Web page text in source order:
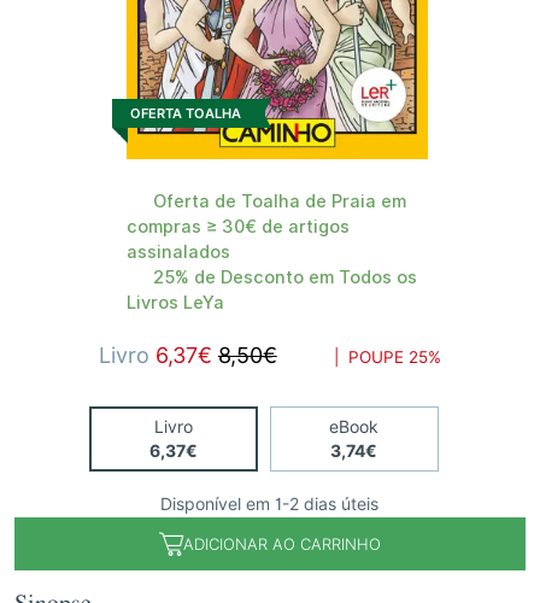
OFERTA TOALHA
Oferta de Toalha de Praia em
compras ≥ 30€ de artigos
assinalados
25% de Desconto em Todos os
Livros LeYa
Livro 6,37€ 8,50€ | POUPE 25%
Livro
6,37€
eBook
3,74€
Disponível em 1-2 dias úteis
ADICIONAR AO CARRINHO